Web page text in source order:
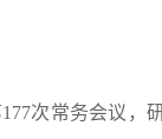
次常务会议，